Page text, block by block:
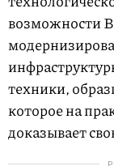
возможности
техники,
которое на
доказывает